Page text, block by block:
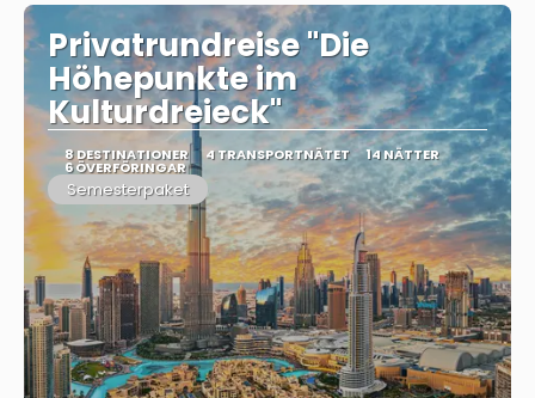
Privatrundreise "Die
Höhepunkte im
Kulturdreieck"
8 DESTINATIONER 4 TRANSPORTNÄTET 14 NÄTTER
6 ÖVERFÖRINGAR
Semesterpaket